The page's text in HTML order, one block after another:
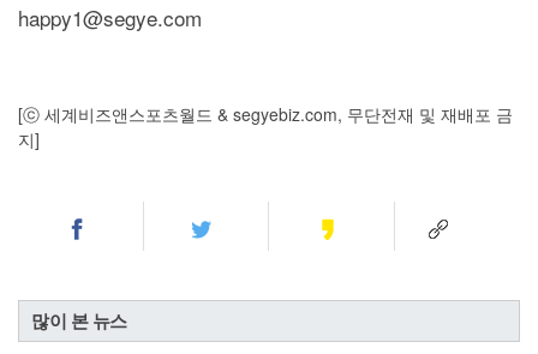
happy1@segye.com
[ⓒ 세계비즈앤스포츠월드 & segyebiz.com, 무단전재 및 재배포 금
지]
많이 본 뉴스